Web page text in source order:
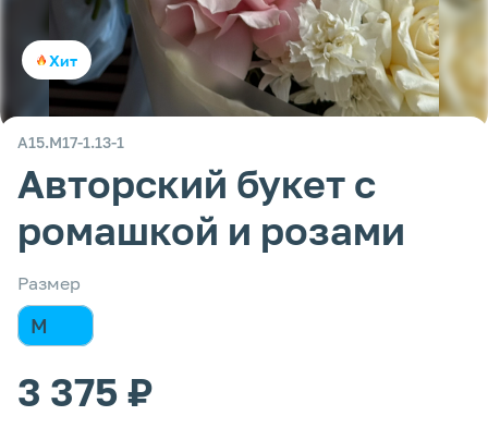
Хит
А15.М17-1.13-1
Авторский букет с
ромашкой и розами
Размер
M
3 375 ₽